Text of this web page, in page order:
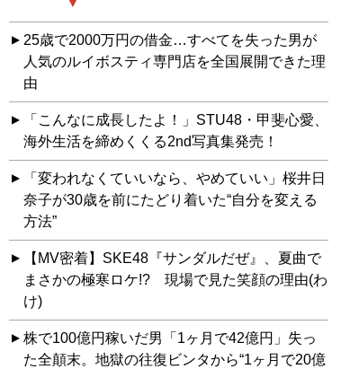
25歳で2000万円の借金…すべてを失った男が
人気のルイボスティ専門店を全国展開できた理
由
「こんなに成長したよ！」STU48・甲斐心愛、
海外生活を締めくくる2nd写真集発売！
「変われなくていいなら、やめていい」桜井日
奈子が30歳を前にたどり着いた“自分を変える
方法”
【MV密着】SKE48『サンダルだぜ』、夏曲で
まさかの極寒ロケ!? 現場で見た笑顔の理由(わ
け)
株で100億円稼いだ男「1ヶ月で42億円」失っ
た全顛末。地獄の往復ビンタから“1ヶ月で20億